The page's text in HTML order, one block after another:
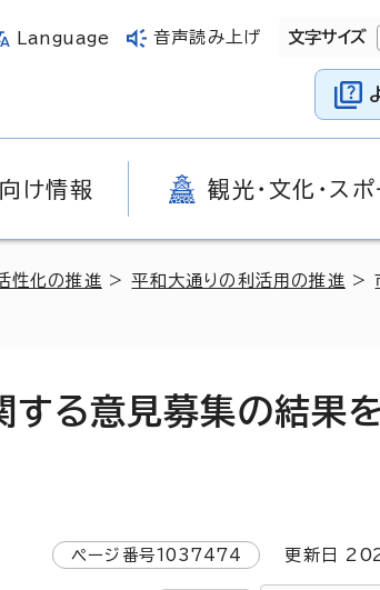
Language 音声読み上げ 文字サイズ
け情報 観光・文化・ス
性化の推進 >平和大通りの利活用の推進 >
する意見募集の結果
ページ番号1037474 更新日